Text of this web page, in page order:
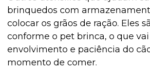
brinquedos com
colocar os grãos de ração. Eles
conforme o pet brinca, o que
envolvimento e paciência do
momento de comer.